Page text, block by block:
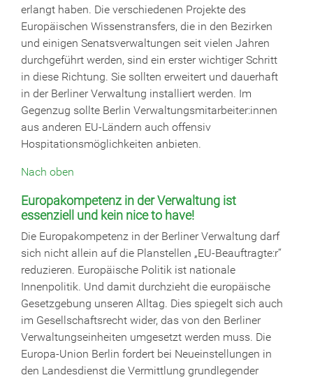
erlangt haben. Die verschiedenen Projekte des
Europäischen Wissenstransfers, die in den Bezirken
und einigen Senatsverwaltungen seit vielen Jahren
durchgeführt werden, sind ein erster wichtiger Schritt
in diese Richtung. Sie sollten erweitert und dauerhaft
in der Berliner Verwaltung installiert werden. Im
Gegenzug sollte Berlin Verwaltungsmitarbeiter:innen
aus anderen EU-Ländern auch offensiv
Hospitationsmöglichkeiten anbieten.
Nach oben
Europakompetenz in der Verwaltung ist
essenziell und kein nice to have!
Die Europakompetenz in der Berliner Verwaltung darf
sich nicht allein auf die Planstellen „EU-Beauftragte:r“
reduzieren. Europäische Politik ist nationale
Innenpolitik. Und damit durchzieht die europäische
Gesetzgebung unseren Alltag. Dies spiegelt sich auch
im Gesellschaftsrecht wider, das von den Berliner
Verwaltungseinheiten umgesetzt werden muss. Die
Europa-Union Berlin fordert bei Neueinstellungen in
den Landesdienst die Vermittlung grundlegender